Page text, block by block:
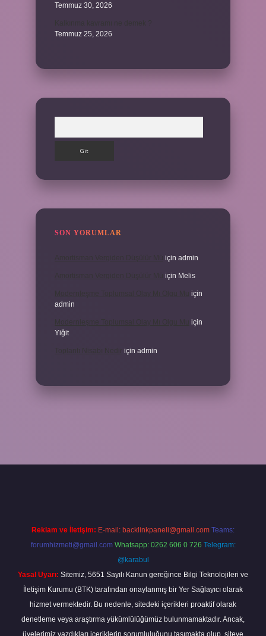
Temmuz 30, 2026
Temmuz 25, 2026
SON YORUMLAR
için admin
için Melis
için
admin
Modernleşme Toplumsal Olay Mı Olgu Mu
için
Yiğit
Toplantı Nisabı Nedir için admin
Reklam ve İletişim: E-mail: backlinkpaneli@gmail.com Teams:
forumhizmeti@gmail.com Whatsapp: 0262 606 0 726 Telegram:
@karabul
Yasal Uyarı: Sitemiz, 5651 Sayılı Kanun gereğince Bilgi Teknolojileri ve
İletişim Kurumu (BTK) tarafından onaylanmış bir Yer Sağlayıcı olarak
hizmet vermektedir. Bu nedenle, sitedeki içerikleri proaktif olarak
denetleme veya araştırma yükümlülüğümüz bulunmamaktadır. Ancak,
üyelerimiz yazdıkları içeriklerin sorumluluğunu taşımakta olup, siteye